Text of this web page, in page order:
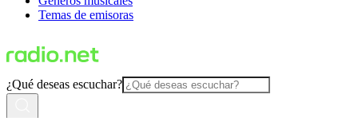
Temas de emisoras
¿Qué deseas escuchar?